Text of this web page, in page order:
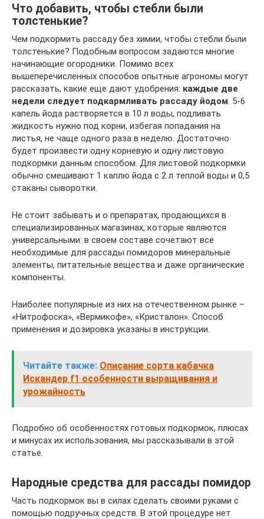
Что добавить, чтобы стебли были
толстенькие?
Чем подкормить рассаду без химии, чтобы стебли были
толстенькие? Подобным вопросом задаются многие
начинающие огородники. Помимо всех
вышеперечисленных способов опытные агрономы могут
рассказать, какие еще дают удобрения: каждые две
недели следует подкармливать рассаду йодом. 5-6
капель йода растворяется в 10 л воды, подливать
жидкость нужно под корни, избегая попадания на
листья, не чаще одного раза в неделю. Достаточно
будет произвести одну корневую и одну листовую
подкормки данным способом. Для листовой подкормки
обычно смешивают 1 каплю йода с 2 л теплой воды и 0,5
стаканы сыворотки.
Не стоит забывать и о препаратах, продающихся в
специализированных магазинах, которые являются
универсальными: в своем составе сочетают все
необходимые для рассады помидоров минеральные
элементы, питательные вещества и даже органические
компоненты.
Наиболее популярные из них на отечественном рынке –
«Нитрофоска», «Вермикофе», «Кристалон». Способ
применения и дозировка указаны в инструкции.
Читайте также: Описание сорта кабачка
Искандер f1 особенности выращивания и
урожайность
Подробно об особенностях готовых подкормок, плюсах
и минусах их использования, мы рассказывали в этой
статье.
Народные средства для рассады помидор
Часть подкормок вы в силах сделать своими руками с
помощью подручных средств. В этой процедуре нет